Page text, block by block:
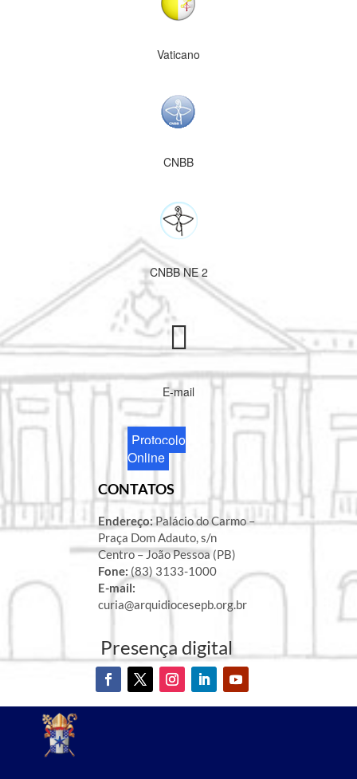
Vaticano
CNBB
CNBB NE 2
E-mail
Protocolo
Online
CONTATOS
Endereço:Palácio do Carmo –
Praça Dom Adauto, s/n
Centro – João Pessoa (PB)
Fone: (83) 3133-1000
E-mail:
curia@arquidiocesepb.org.br
Presença digital